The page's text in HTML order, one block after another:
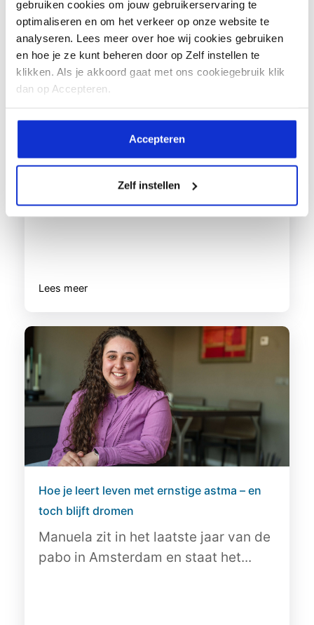
gebruiken cookies om jouw gebruikerservaring te
optimaliseren en om het verkeer op onze website te
analyseren. Lees meer over hoe wij cookies gebruiken
en hoe je ze kunt beheren door op Zelf instellen te
klikken. Als je akkoord gaat met ons cookiegebruik klik
dan op Accepteren.
Accepteren
Zelf instellen
Op het moment is het warm in
Nederland. Heb je astma, dan kan
dit...
Lees meer
Hoe je leert leven met ernstige astma – en
toch blijft dromen
Manuela zit in het laatste jaar van de
pabo in Amsterdam en staat het...